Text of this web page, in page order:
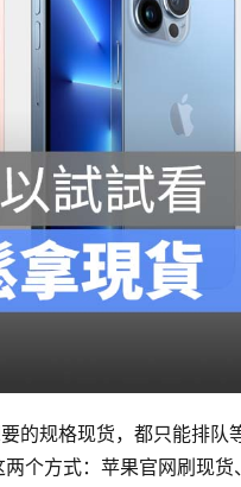
的规格现货，都只能排队
个方式：苹果官网刷现货